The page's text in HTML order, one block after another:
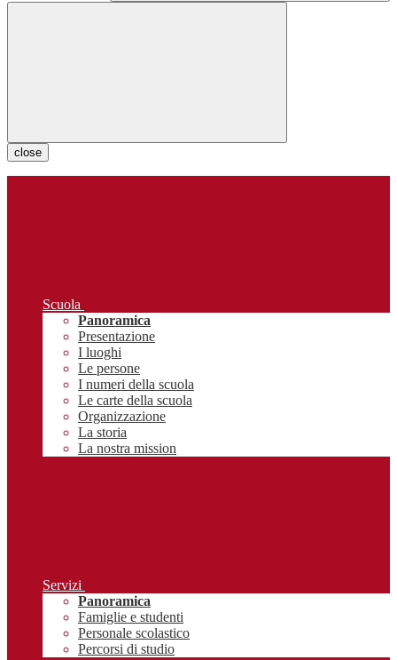
close
Scuola
Panoramica
Presentazione
I luoghi
Le persone
I numeri della scuola
Le carte della scuola
Organizzazione
La storia
La nostra mission
Servizi
Panoramica
Famiglie e studenti
Personale scolastico
Percorsi di studio